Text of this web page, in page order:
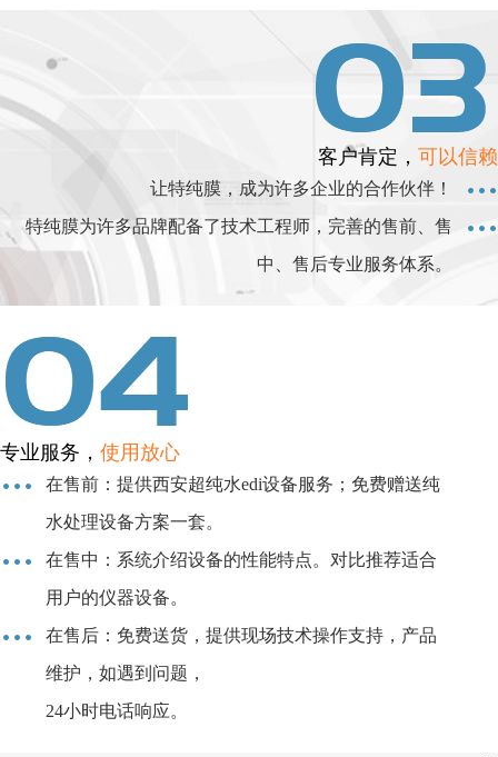
客户肯定， 可以信赖
让特纯膜，成为许多企业的合作伙伴！
特纯膜为许多品牌配备了技术工程师，完善的售前、售
中、售后专业服务体系。
专业服务， 使用放心
在售前：提供西安超纯水edi设备服务；免费赠送纯
水处理设备方案一套。
在售中：系统介绍设备的性能特点。对比推荐适合
用户的仪器设备。
在售后：免费送货，提供现场技术操作支持，产品
维护，如遇到问题，
24小时电话响应。